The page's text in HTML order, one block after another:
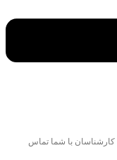
کارشناسان با شما تماس